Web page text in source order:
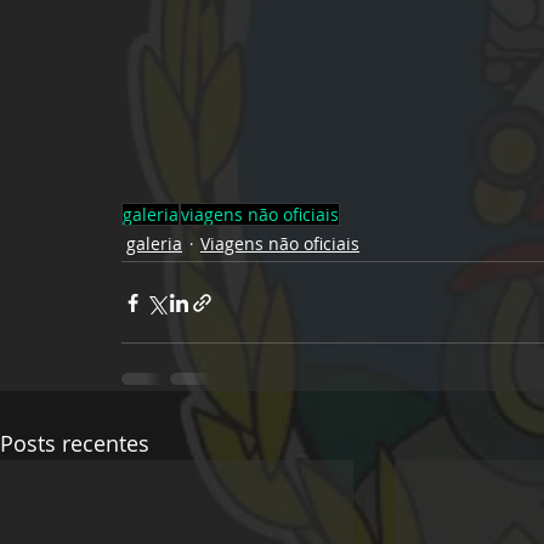
galeriaviagens não oficiais
galeria
Viagens não oficiais
Posts recentes